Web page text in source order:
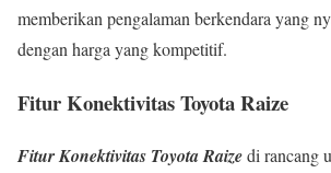
memberikan pengalaman berkendara yang
dengan harga yang kompetitif.
Fitur Konektivitas Toyota Raize
Fitur Konektivitas Toyota Raizedi rancang